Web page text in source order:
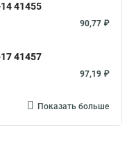
41455
90,77 ₽
41457
97,19 ₽
Показать больше